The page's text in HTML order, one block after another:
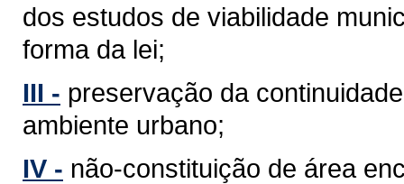
dos estudos de viabilidade
forma da lei;
III - preservação da
ambiente urbano;
IV - não-constituição de área